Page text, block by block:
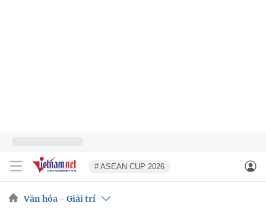
# ASEAN CUP 2026
Văn hóa - Giải trí